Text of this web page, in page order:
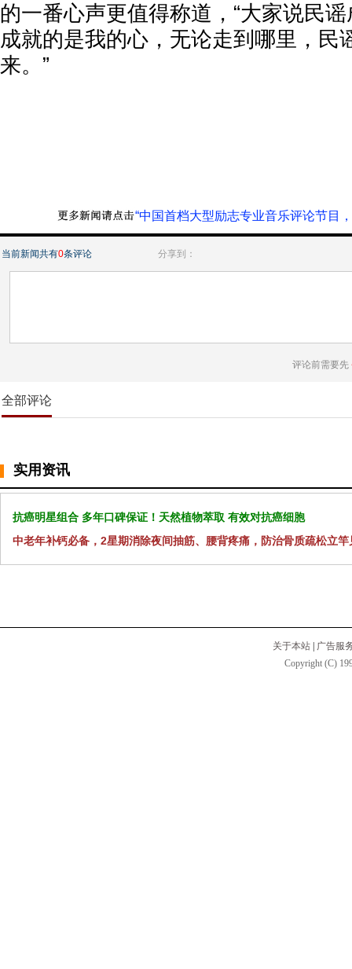
的一番心声更值得称道，“大家说民
成就的是我的心，无论走到哪里，民
来。”
“中国首档大型励志专业音乐评论节目
当前新闻共有0条评论 分享到：
评论前需要先
全部评论
实用资讯
抗癌明星组合 多年口碑保证！天然植物萃取 有效对抗癌细胞
中老年补钙必备，2星期消除夜间抽筋、腰背疼痛，防治骨质疏松立竿
关于本站
广告服
Copyright (C)